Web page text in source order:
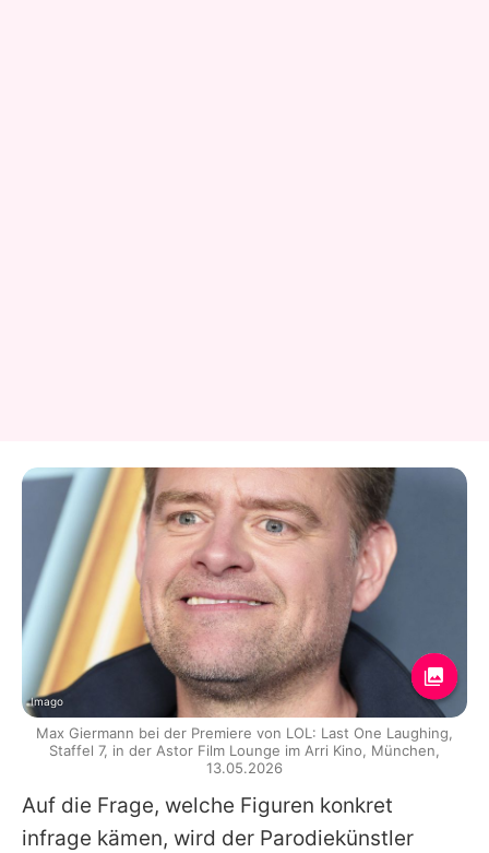
Auf die Frage, welche Figuren konkret
infrage kämen, wird der Parodiekünstler
Imago
Max Giermann bei der Premiere von LOL: Last One Laughing,
Staffel 7, in der Astor Film Lounge im Arri Kino, München,
13.05.2026